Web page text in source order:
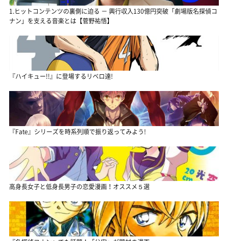
1.ヒットコンテンツの裏側に迫る － 興行収入130億円突破「劇場版名探偵コ
ナン」を支える音楽とは【菅野祐悟】
『ハイキュー!!』に登場するリベロ達!
『Fate』シリーズを時系列順で振り返ってみよう!
高身長女子と低身長男子の恋愛漫画！オススメ５選